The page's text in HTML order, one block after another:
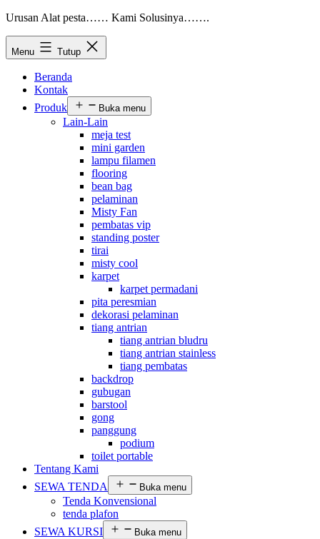
Urusan Alat pesta…… Kami Solusinya…….
Menu Tutup
Beranda
Kontak
Produk
Buka menu
Lain-Lain
meja test
mini garden
lampu filamen
flooring
bean bag
pelaminan
Misty Fan
pembatas vip
standing poster
tirai
misty cool
karpet
karpet permadani
pita peresmian
dekorasi pelaminan
tiang antrian
tiang antrian bludru
tiang antrian stainless
tiang pembatas
backdrop
gubugan
barstool
gong
panggung
podium
toilet portable
Tentang Kami
SEWA TENDA
Buka menu
Tenda Konvensional
tenda plafon
SEWA KURSI
Buka menu